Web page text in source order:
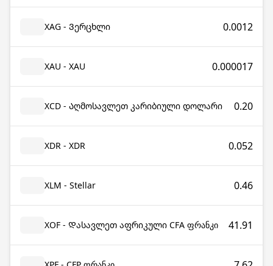
XAG - Ვერცხლი 0.0012
XAU - XAU 0.000017
XCD - Აღმოსავლეთ კარიბიული დოლარი 0.20
XDR - XDR 0.052
XLM - Stellar 0.46
XOF - Დასავლეთ აფრიკული CFA ფრანკი 41.91